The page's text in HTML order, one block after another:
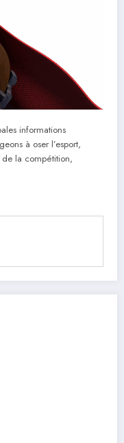
informations
à oser l’esport,
de la compétition,